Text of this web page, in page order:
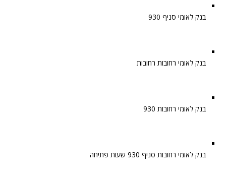
בנק לאומי סניף 930
בנק לאומי רחובות רחובות
בנק לאומי רחובות 930
בנק לאומי רחובות סניף 930 שעות פתיחה